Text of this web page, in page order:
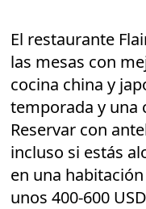
El restaurante
las mesas con
cocina china y
temporada y una
Reservar con
incluso si estás
en una
unos 400-600